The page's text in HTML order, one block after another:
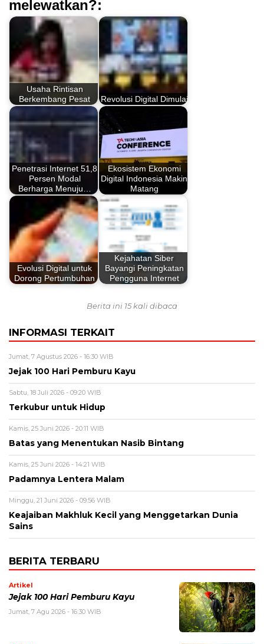
melewatkan?:
Usaha Rintisan
Berkembang Pesat
Revolusi Digital Dimulai
Penetrasi Internet 51,8
Persen Modal
Berharga Menuju…
Ekosistem Ekonomi
Digital Indonesia Makin
Matang
Evolusi Digital untuk
Dorong Pertumbuhan
Kejahatan Siber
Bayangi Peningkatan
Pengguna Internet
Berita ini 15 kali dibaca
INFORMASI TERKAIT
Jumat, 7 Agustus 2026 - 16:30 WIB
Jejak 100 Hari Pemburu Kayu
Sabtu, 18 Juli 2026 - 09:20 WIB
Terkubur untuk Hidup
Kamis, 25 Juni 2026 - 20:11 WIB
Batas yang Menentukan Nasib Bintang
Kamis, 25 Juni 2026 - 14:21 WIB
Padamnya Lentera Malam
Minggu, 21 Juni 2026 - 09:56 WIB
Keajaiban Makhluk Kecil yang Menggetarkan Dunia
Sains
BERITA TERBARU
Artikel
Jejak 100 Hari Pemburu Kayu
Jumat, 7 Agu 2026 - 16:30 WIB